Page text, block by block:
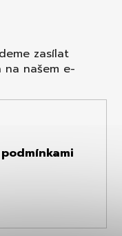
zasílat
na našem e-
podmínkami